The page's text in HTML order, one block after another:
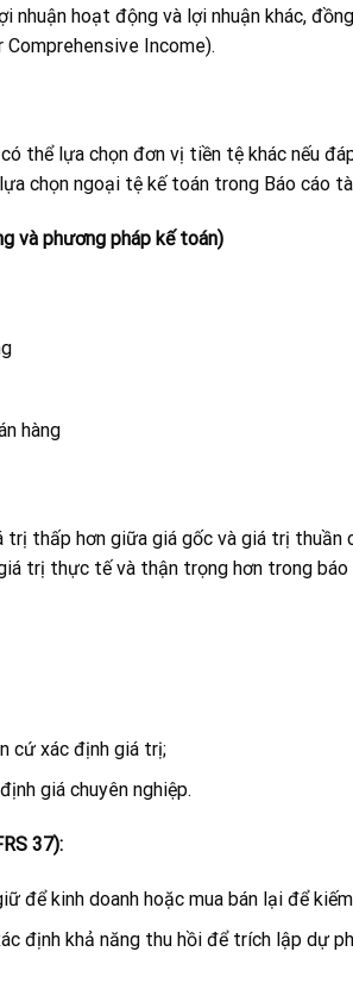
nhuận hoạt động và lợi nhuận khác,
Comprehensive Income).
thể lựa chọn đơn vị tiền tệ khác nếu
chọn ngoại tệ kế toán trong Báo cáo
và phương pháp kế toán)
hàng
trị thấp hơn giữa giá gốc và giá trị thuần
trị thực tế và thận trọng hơn trong
cứ xác định giá trị;
giá chuyên nghiệp.
37):
để kinh doanh hoặc mua bán lại để
định khả năng thu hồi để trích lập dự